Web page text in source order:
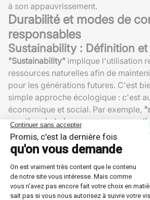
à son appauvrissement.
Durabilité et modes de
responsables
Sustainability : Définition
"Sustainability" implique l'utilisation
ressources naturelles afin de
pour les générations futures. C'est
simple approche écologique : c'est
économique et social. Par exemple,
practices help in resource
traduit équitablement par "les
à la conservation des ressources."
Exemples de pratiques durables :
Utilisation d'énergies
solaire et l'éolien.
Réduction de la consommation